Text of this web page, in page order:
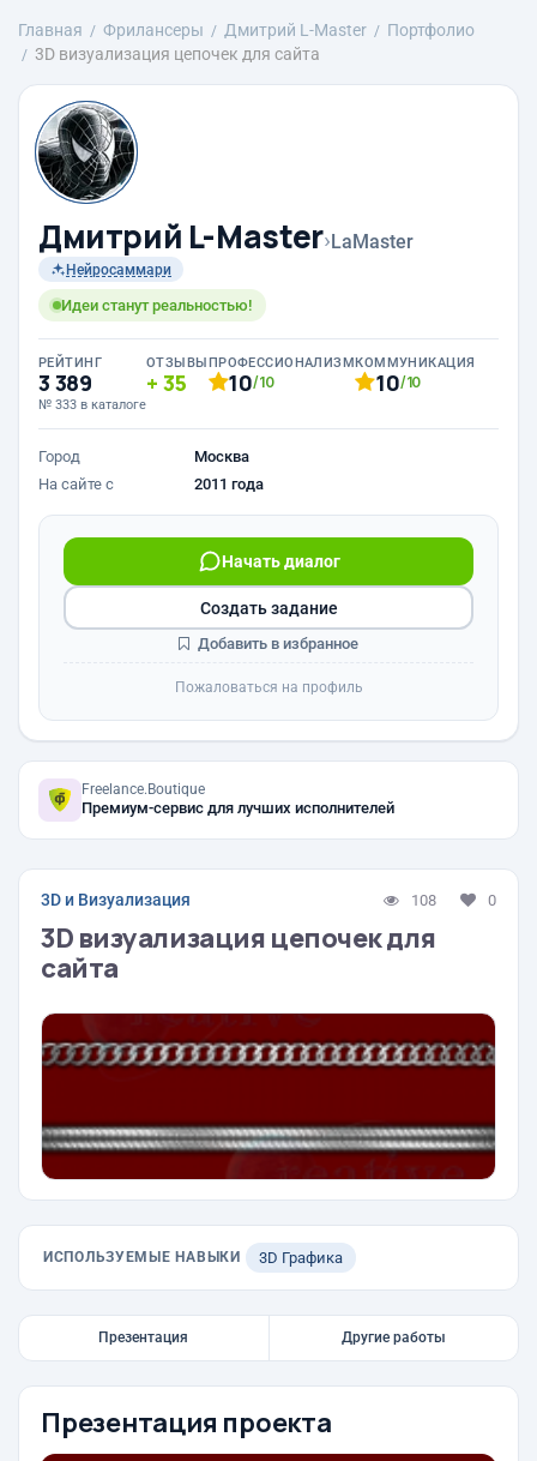
Главная Фрилансеры Дмитрий L-Master
Портфолио
3D визуализация цепочек для сайта
Дмитрий L-Master›LaMaster
Нейросаммари
Идеи станут реальностью!
РЕЙТИНГ
3 389
№ 333 в каталоге
ОТЗЫВЫ
35
ПРОФЕССИОНАЛИЗМ
10/10
КОММУНИКАЦИЯ
10/10
Город
Москва
На сайте с
2011 года
Начать диалог
Создать задание
Добавить в избранное
Пожаловаться на профиль
Freelance.Boutique
Премиум-сервис для лучших исполнителей
3D и Визуализация 108 0
3D визуализация цепочек для
сайта
ИСПОЛЬЗУЕМЫЕ НАВЫКИ 3D Графика
Презентация Другие работы
Презентация проекта